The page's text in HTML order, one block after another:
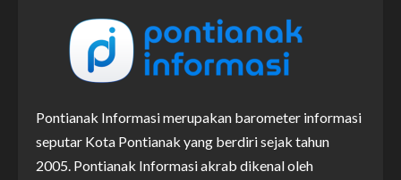
Pontianak Informasi merupakan barometer informasi
seputar Kota Pontianak yang berdiri sejak tahun
2005. Pontianak Informasi akrab dikenal oleh